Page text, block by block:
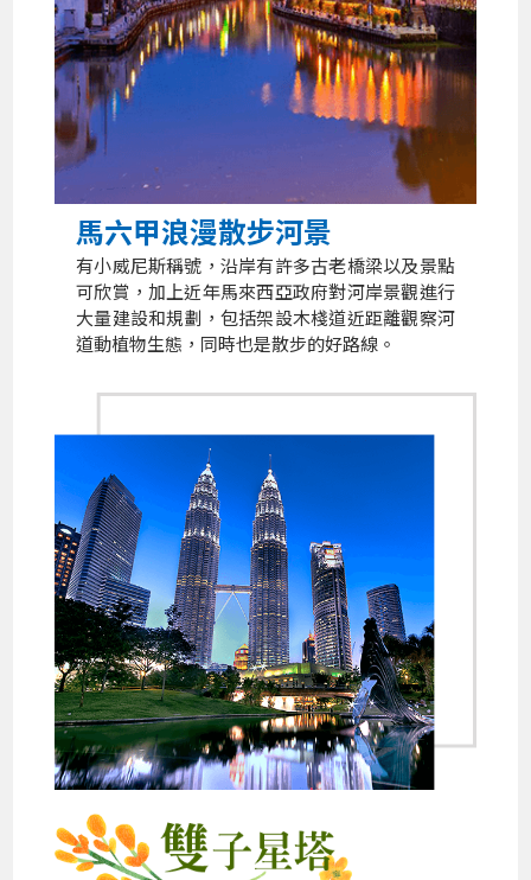
馬六甲浪漫散步河景
有小威尼斯稱號，沿岸有許多古老橋梁以及景點
可欣賞，加上近年馬來西亞政府對河岸景觀進行
大量建設和規劃，包括架設木棧道近距離觀察河
道動植物生態，同時也是散步的好路線。